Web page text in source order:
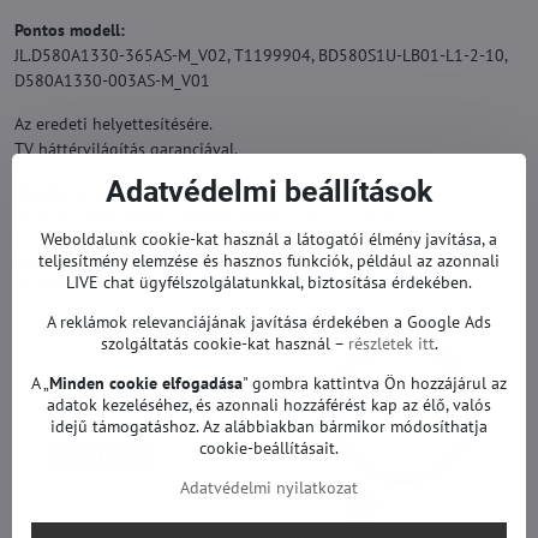
Pontos modell:
JL.D580A1330-365AS-M_V02, T1199904, BD580S1U-LB01-L1-2-10,
D580A1330-003AS-M_V01
Az eredeti helyettesítésére.
TV háttérvilágítás garanciával.
Ezekhez a modellekhez alkalmas:
Ezekhez a képernyőkhöz alkalmas:
HD580S1U02-L1, HD580S1U03-L1, HD580S1U03-S1 és mások.
Adatvédelmi beállítások
Weboldalunk cookie-kat használ a látogatói élmény javítása, a
teljesítmény elemzése és hasznos funkciók, például az azonnali
LIVE chat ügyfélszolgálatunkkal, biztosítása érdekében.
A reklámok relevanciájának javítása érdekében a Google Ads
szolgáltatás cookie-kat használ – részletek itt.
A „Minden cookie elfogadása" gombra kattintva Ön hozzájárul az
adatok kezeléséhez, és azonnali hozzáférést kap az élő, valós
idejű támogatáshoz. Az alábbiakban bármikor módosíthatja
cookie-beállításait.
Adatvédelmi nyilatkozat